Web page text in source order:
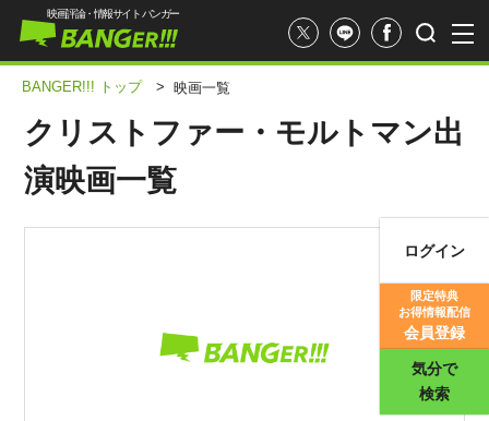
映画評論・情報サイト バンガー
ログイン
限定特典
お得情報配信
会員登録
気分で
検索
BANGER!!! トップ > 映画一覧
クリストファー・モルトマン出
演映画一覧